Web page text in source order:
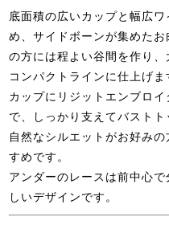
底面積の広いカップと幅広
め、サイドボーンが集めた
の方には程よい谷間を作り
コンパクトラインに仕上げま
カップにリジットエンブロ
で、しっかり支えてバストト
自然なシルエットがお好み
すめです。
アンダーのレースは前中心
しいデザインです。